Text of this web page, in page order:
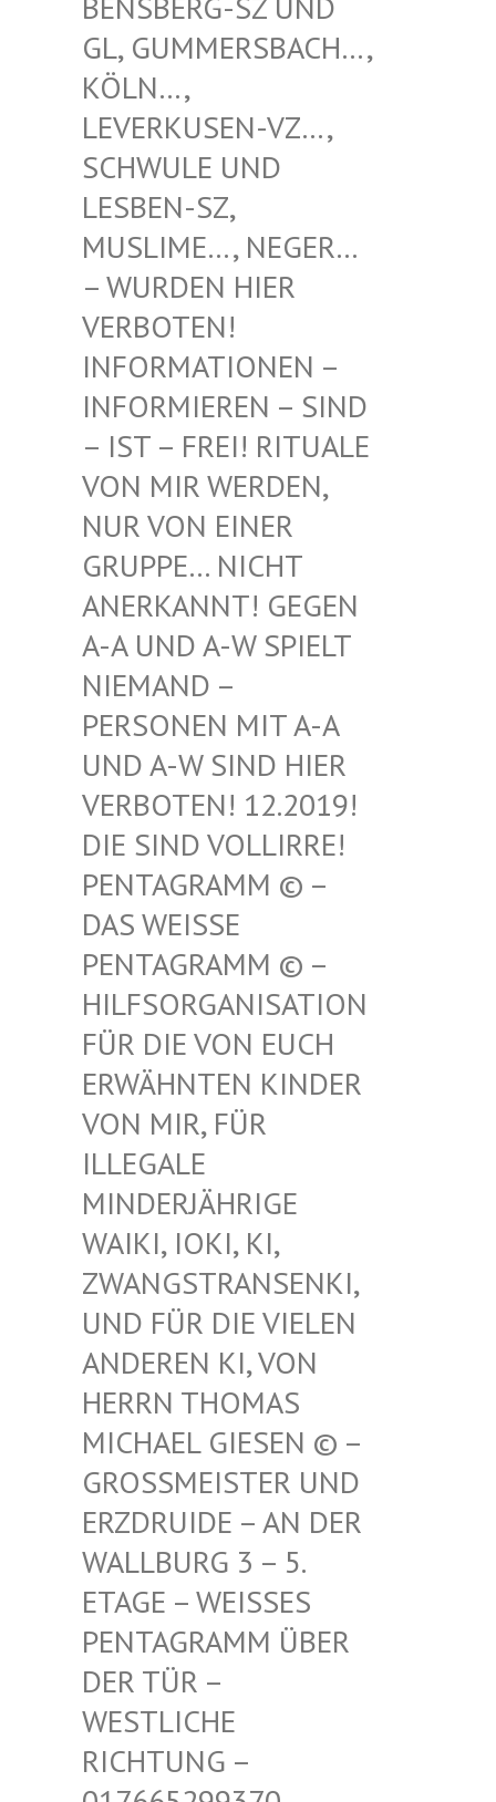
GUMMERSBACH…, KÖL
N…, LEV
ERKUSEN-VZ…, SCH
WULE UND LES
BEN-SZ, MUS
LIME…, NEGER… – W
URDEN HIER VER
BOTEN! INF
ORMATIONEN – INF
ORMIEREN – SIND – I
ST – FREI! RITUALE VON
MIR WERDEN, NUR
VON EINER GRU
PPE… NICHT ANE
RKANNT! GEGEN A-A
UND A-W SPIELT NIE
MAND – PER
SONEN MIT A-A UND
A-W SIND HIER VER
BOTEN! 12.2019! DIE
SIND VOLLIRRE! PEN
TAGRAMM © – DAS
WEISSE PENT
AGRAMM © – HILF
SORGANISATION FÜR
DIE VON EUCH ERWÄ
HNTEN KINDER VON
MIR, FÜR ILLE
GALE MIND
ERJÄHRIGE WAIK
I, IOKI, KI, ZWAN
GSTRANSENKI, UND
FÜR DIE VIELEN ANDE
REN KI, VON HERR
N THOMAS MICH
AEL GIESEN © – GROSS
MEISTER UND ERZDR
UIDE – AN DER WALLB
URG 3 – 5. ETAGE
– WEISSES PENTAG
RAMM ÜBER DER TÜ
R – WESTLI
CHE RICHTU
NG – 017665